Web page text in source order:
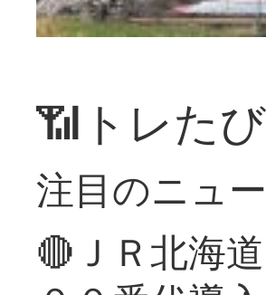
📶トレた
注目のニュ
🔴ＪＲ北海